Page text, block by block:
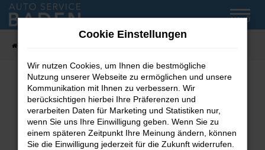
Zum
Hauptinhalt
MENÜ
Fehler: Network Error
Beim Laden ist ein Fehler aufgetreten.
Hier sind ein paar Tipps, die dir helfen können:
Cookie Einstellungen
Wir nutzen Cookies, um Ihnen die bestmögliche
Nutzung unserer Webseite zu ermöglichen und unsere
Kommunikation mit Ihnen zu verbessern. Wir
berücksichtigen hierbei Ihre Präferenzen und
verarbeiten Daten für Marketing und Statistiken nur,
wenn Sie uns Ihre Einwilligung geben. Wenn Sie zu
einem späteren Zeitpunkt Ihre Meinung ändern, können
Sie die Einwilligung jederzeit für die Zukunft widerrufen.